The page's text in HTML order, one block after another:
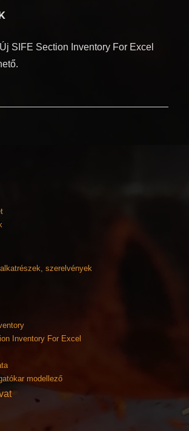
SIFE Section Inventory For Excel
szerelvények
Inventory For Excel
modellező